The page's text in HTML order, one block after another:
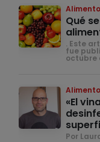
Qué
. Este
fue
octubre
«El
Por